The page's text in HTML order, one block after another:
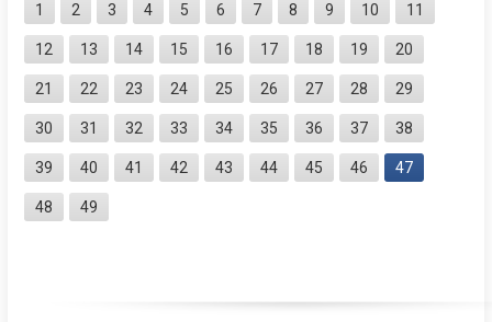
1 2 3 4 5 6 7 8 9 10 11
12 13 14 15 16 17 18 19 20
21 22 23 24 25 26 27 28 29
30 31 32 33 34 35 36 37 38
39 40 41 42 43 44 45 46 47
48 49